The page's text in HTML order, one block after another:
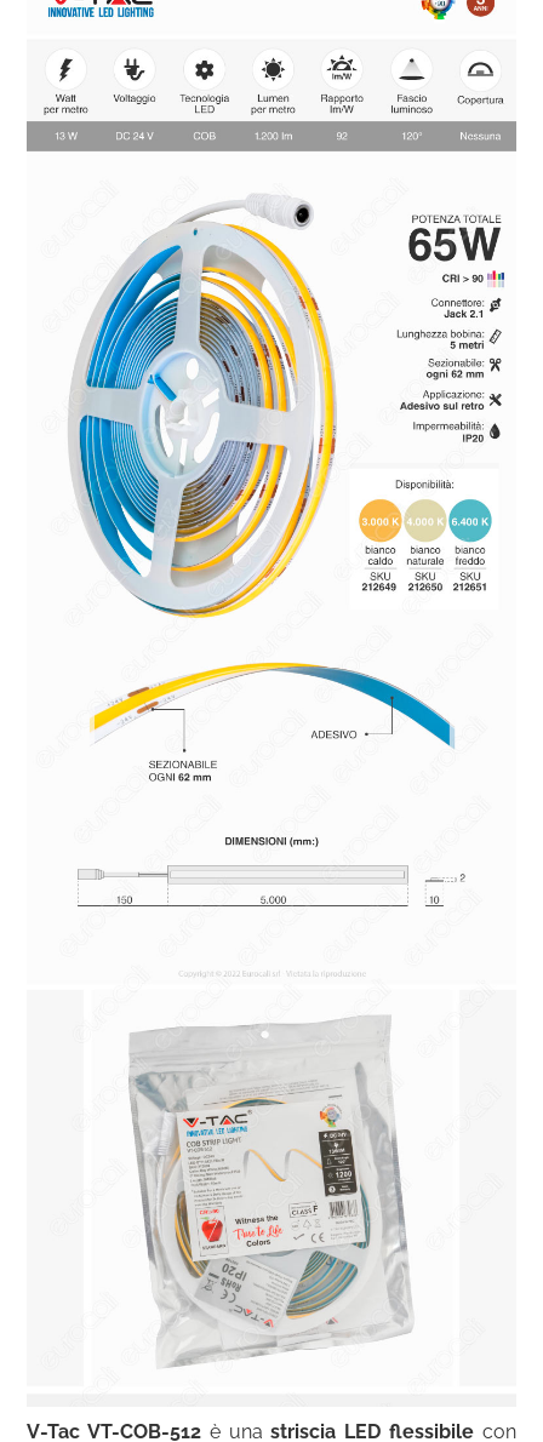
V-Tac VT-COB-512 è unastriscia LED flessibile con